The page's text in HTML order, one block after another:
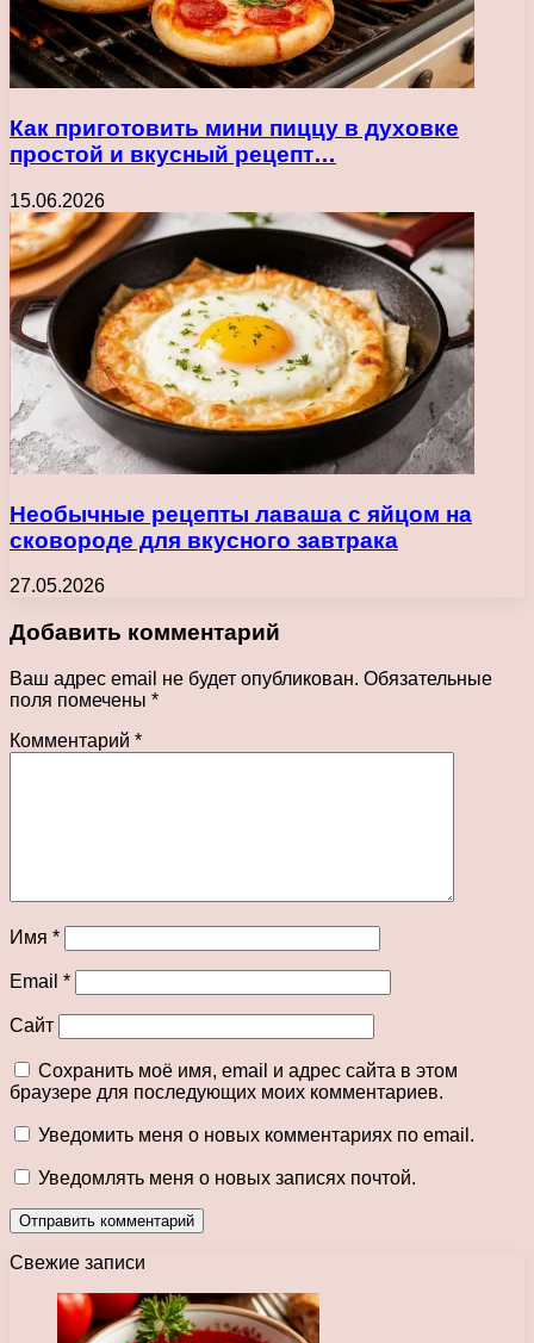
Как приготовить мини пиццу в духовке
простой и вкусный рецепт…
15.06.2026
Необычные рецепты лаваша с яйцом на
сковороде для вкусного завтрака
27.05.2026
Добавить комментарий
Ваш адрес email не будет опубликован. Обязательные
поля помечены *
Комментарий *
Имя *
Email *
Сайт
Сохранить моё имя, email и адрес сайта в этом
браузере для последующих моих комментариев.
Уведомить меня о новых комментариях по email.
Уведомлять меня о новых записях почтой.
Свежие записи